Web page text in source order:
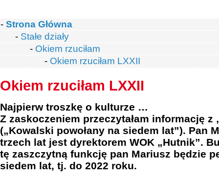
- Strona Główna
- Stałe działy
- Okiem rzuciłam
- Okiem rzuciłam LXXII
Okiem rzuciłam LXXII
Najpierw troszkę o kulturze …
Z zaskoczeniem przeczytałam informację z
(„Kowalski powołany na siedem lat”). Pan
trzech lat jest dyrektorem WOK „Hutnik”.
tę zaszczytną funkcję pan Mariusz będzie
siedem lat, tj. do 2022 roku.